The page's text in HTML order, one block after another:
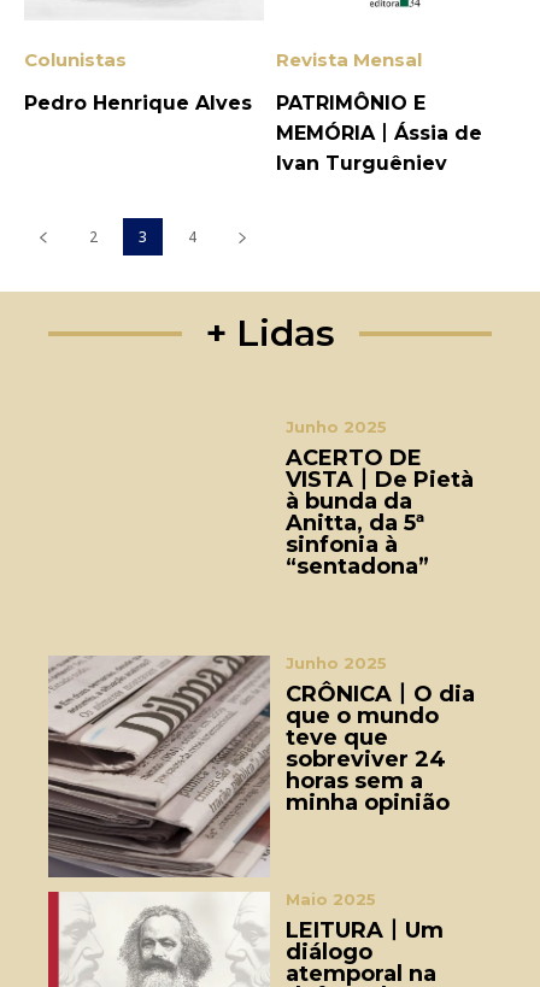
Colunistas
Pedro Henrique Alves
Revista Mensal
PATRIMÔNIO E
MEMÓRIA丨Ássia de
Ivan Turguêniev
2 3 4
+ Lidas
Junho 2025
ACERTO DE
VISTA丨De Pietà
à bunda da
Anitta, da 5ª
sinfonia à
“sentadona”
Junho 2025
CRÔNICA丨O dia
que o mundo
teve que
sobreviver 24
horas sem a
minha opinião
Maio 2025
LEITURA丨Um
diálogo
atemporal na